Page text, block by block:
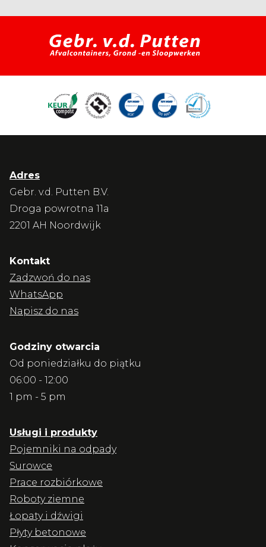
Adres
Gebr. v.d. Putten B.V.
Droga powrotna 11a
2201 AH Noordwijk
Kontakt
Zadzwoń do nas
WhatsApp
Napisz do nas
Godziny otwarcia
Od poniedziałku do piątku
06:00 - 12:00
1 pm - 5 pm
Usługi i produkty
Pojemniki na odpady
Surowce
Prace rozbiórkowe
Roboty ziemne
Łopaty i dźwigi
Płyty betonowe